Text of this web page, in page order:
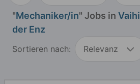
"Mechaniker/in" Jobs in
der Enz
Sortieren nach:
Relevanz